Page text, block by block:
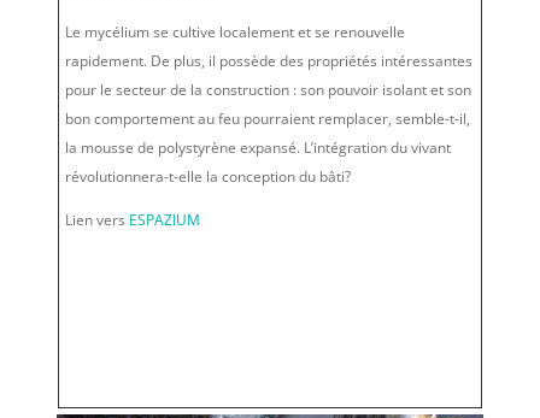
Le mycélium se cultive localement et se renouvelle
rapidement. De plus, il possède des propriétés intéressantes
pour le secteur de la construction : son pouvoir isolant et son
bon comportement au feu pourraient remplacer, semble-t-il,
la mousse de polystyrène expansé. L’intégration du vivant
révolutionnera-t-elle la conception du bâti?
Lien vers ESPAZIUM